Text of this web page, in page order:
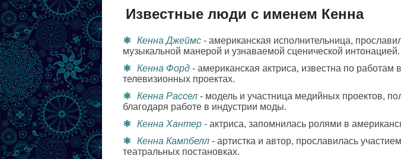
Известные люди с именем Кенна
Кенна Джеймс - американская исполнительница,
музыкальной манерой и узнаваемой сценической интонацией.
Кенна Форд - американская актриса, известна по работам
телевизионных проектах.
Кенна Рассел - модель и участница медийных проектов,
благодаря работе в индустрии моды.
Кенна Хантер - актриса, запомнилась ролями в
Кенна Кампбелл - артистка и автор, прославилась
театральных постановках.